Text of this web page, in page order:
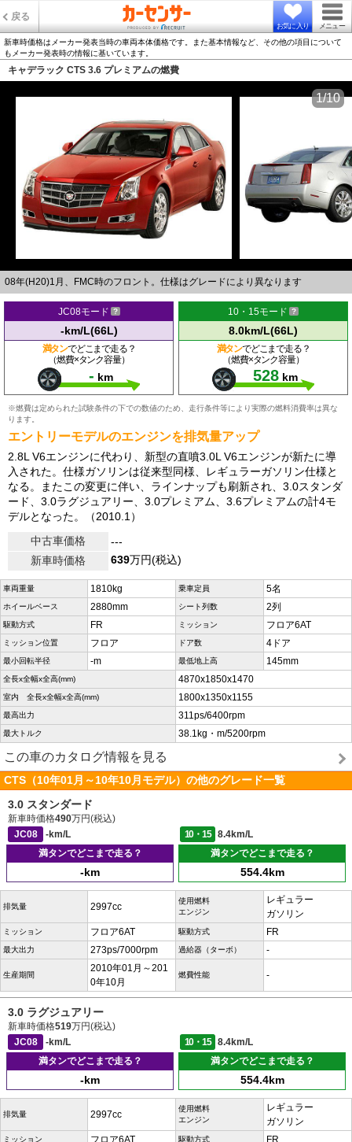
戻る
お気に入り メニュー
新車時価格はメーカー発表当時の車両本体価格です。また基本情報など、その他の項目について
もメーカー発表時の情報に基いています。
キャデラック CTS 3.6 プレミアムの燃費
08年(H20)1月、FMC時のフロント。仕様はグレードにより異なります
1/10
JC08モード
-km/L(66L)
満タンでどこまで走る？
（燃費×タンク容量）
- km
10・15モード
8.0km/L(66L)
満タンでどこまで走る？
（燃費×タンク容量）
528 km
※燃費は定められた試験条件の下での数値のため、走行条件等により実際の燃料消費率は異な
ります。
エントリーモデルのエンジンを排気量アップ
2.8L V6エンジンに代わり、新型の直噴3.0L V6エンジンが新たに導
入された。仕様ガソリンは従来型同様、レギュラーガソリン仕様と
なる。またこの変更に伴い、ラインナップも刷新され、3.0スタンダ
ード、3.0ラグジュアリー、3.0プレミアム、3.6プレミアムの計4モ
デルとなった。（2010.1）
中古車価格
---
新車時価格
639万円(税込)
車両重量 1810kg 乗車定員 5名
ホイールベース 2880mm シート列数 2列
駆動方式 FR ミッション フロア6AT
ミッション位置 フロア ドア数 4ドア
最小回転半径 -m 最低地上高 145mm
全長x全幅x全高(mm) 4870x1850x1470
室内 全長x全幅x全高(mm) 1800x1350x1155
最高出力 311ps/6400rpm
最大トルク 38.1kg・m/5200rpm
この車のカタログ情報を見る
CTS（10年01月～10年10月モデル）の他のグレード一覧
3.0 スタンダード
新車時価格490万円(税込)
JC08
-km/L 10・15
8.4km/L
満タンでどこまで走る？
-km
満タンでどこまで走る？
554.4km
排気量 2997cc
使用燃料
エンジン
レギュラー
ガソリン
ミッション フロア6AT 駆動方式 FR
最大出力 273ps/7000rpm 過給器（ターボ） -
生産期間
2010年01月～201
0年10月
燃費性能 -
3.0 ラグジュアリー
新車時価格519万円(税込)
JC08
-km/L 10・15
8.4km/L
満タンでどこまで走る？
-km
満タンでどこまで走る？
554.4km
排気量 2997cc
使用燃料
エンジン
レギュラー
ガソリン
ミッション 駆動方式